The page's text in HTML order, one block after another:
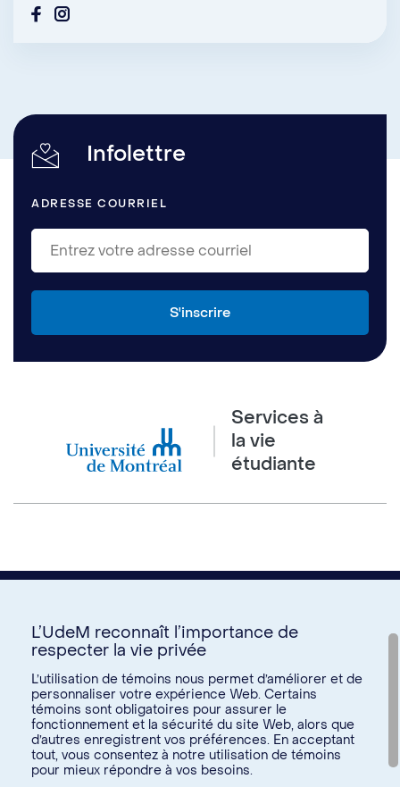
Infolettre
ADRESSE COURRIEL
Services à
la vie
étudiante
Nous joindre
Voir tous les liens
Calendrier de la vie étudiante
Ateliers culturels
L’UdeM reconnaît l’importance de
respecter la vie privée
L’utilisation de témoins nous permet d’améliorer et de
personnaliser votre expérience Web. Certains
témoins sont obligatoires pour assurer le
fonctionnement et la sécurité du site Web, alors que
d’autres enregistrent vos préférences. En acceptant
tout, vous consentez à notre utilisation de témoins
pour mieux répondre à vos besoins.